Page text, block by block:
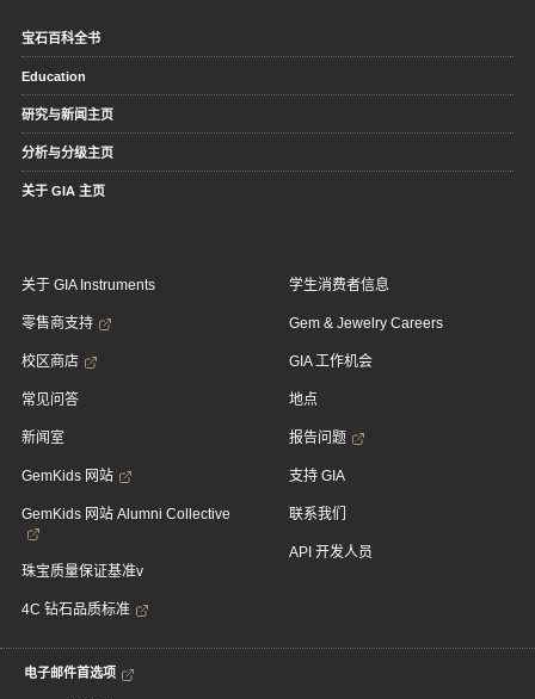
宝石百科全书
Education
研究与新闻主页
分析与分级主页
关于 GIA 主页
关于 GIA Instruments
零售商支持
校区商店
常见问答
新闻室
GemKids 网站
GemKids 网站 Alumni Collective
珠宝质量保证基准v
4C 钻石品质标准
学生消费者信息
Gem & Jewelry Careers
GIA 工作机会
地点
报告问题
支持 GIA
联系我们
API 开发人员
电子邮件首选项